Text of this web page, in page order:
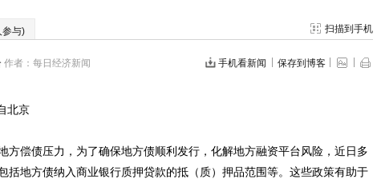
参与) 扫描到手机
作者：每日经济新闻 手机看新闻 保存到博客
北京
偿债压力，为了确保地方债顺利发行，化解地方融资平台风险，近日多
括地方债纳入商业银行质押贷款的抵（质）押品范围等。这些政策有助于